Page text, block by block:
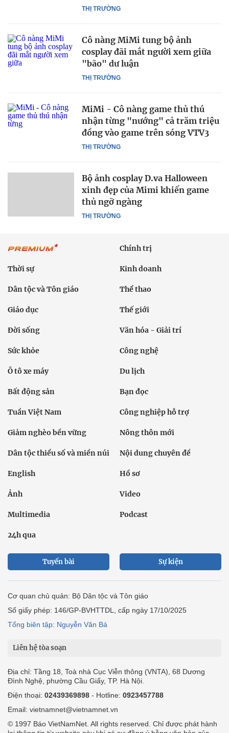
THỊ TRƯỜNG
THỊ TRƯỜNG
Cô nàng MiMi tung bộ ảnh
cosplay đãi mắt người xem giữa
"bão" dư luận
THỊ TRƯỜNG
MiMi - Cô nàng game thủ thú
nhận từng "nướng" cả trăm triệu
đồng vào game trên sóng VTV3
THỊ TRƯỜNG
Bộ ảnh cosplay D.va Halloween
xinh đẹp của Mimi khiến game
thủ ngỡ ngàng
Chính trị
Thời sự Kinh doanh
Dân tộc và Tôn giáo Thể thao
Giáo dục Thế giới
Đời sống Văn hóa - Giải trí
Sức khỏe Công nghệ
Ô tô xe máy Du lịch
Bất động sản Bạn đọc
Tuần Việt Nam Công nghiệp hỗ trợ
Giảm nghèo bền vững Nông thôn mới
Dân tộc thiểu số và miền núi Nội dung chuyên đề
English Hồ sơ
Ảnh Video
Multimedia Podcast
24h qua
Tuyến bài Sự kiện
Cơ quan chủ quản: Bộ Dân tộc và Tôn giáo
Số giấy phép: 146/GP-BVHTTDL, cấp ngày 17/10/2025
Tổng biên tập: Nguyễn Văn Bá
Liên hệ tòa soạn
Địa chỉ: Tầng 18, Toà nhà Cục Viễn thông (VNTA), 68 Dương
Đình Nghệ, phường Cầu Giấy, TP. Hà Nội.
Điện thoại: 02439369898 - Hotline: 0923457788
Email: vietnamnet@vietnamnet.vn
© 1997 Báo VietNamNet. All rights reserved. Chỉ được phát hành